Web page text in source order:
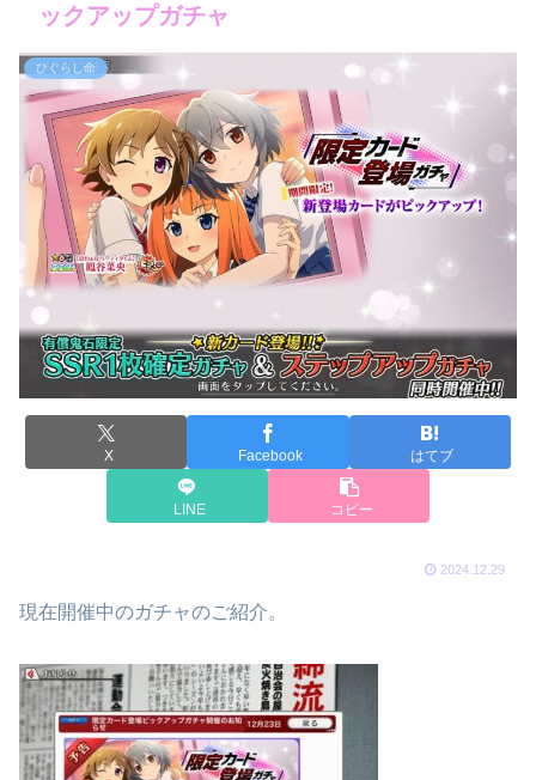
ックアップガチャ
ひぐらし命
X Facebook はてブ
LINE コピー
2024.12.29
現在開催中のガチャのご紹介。